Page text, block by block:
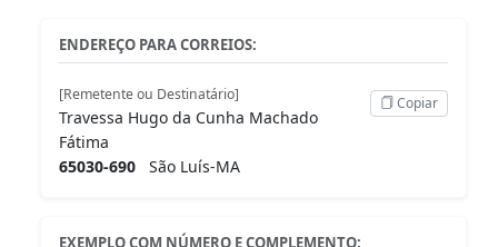
ENDEREÇO PARA CORREIOS:
[Remetente ou Destinatário]
Travessa Hugo da Cunha Machado
Fátima
65030-690 São Luís-MA
Copiar
EXEMPLO COM NÚMERO E COMPLEMENTO: